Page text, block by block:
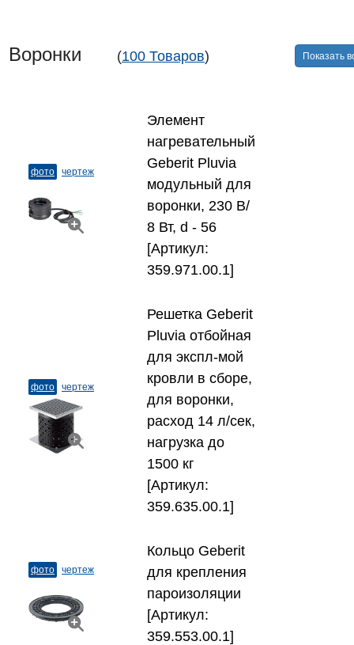
Воронки (100 Товаров) Показать
фото чертеж
Элемент
нагревательный
Geberit Pluvia
модульный для
воронки, 230 В/
8 Вт, d - 56
[Артикул:
359.971.00.1]
фото чертеж
Решетка Geberit
Pluvia отбойная
для экспл-мой
кровли в сборе,
для воронки,
расход 14 л/сек,
нагрузка до
1500 кг
[Артикул:
359.635.00.1]
фото чертеж
Кольцо Geberit
для крепления
пароизоляции
[Артикул:
359.553.00.1]